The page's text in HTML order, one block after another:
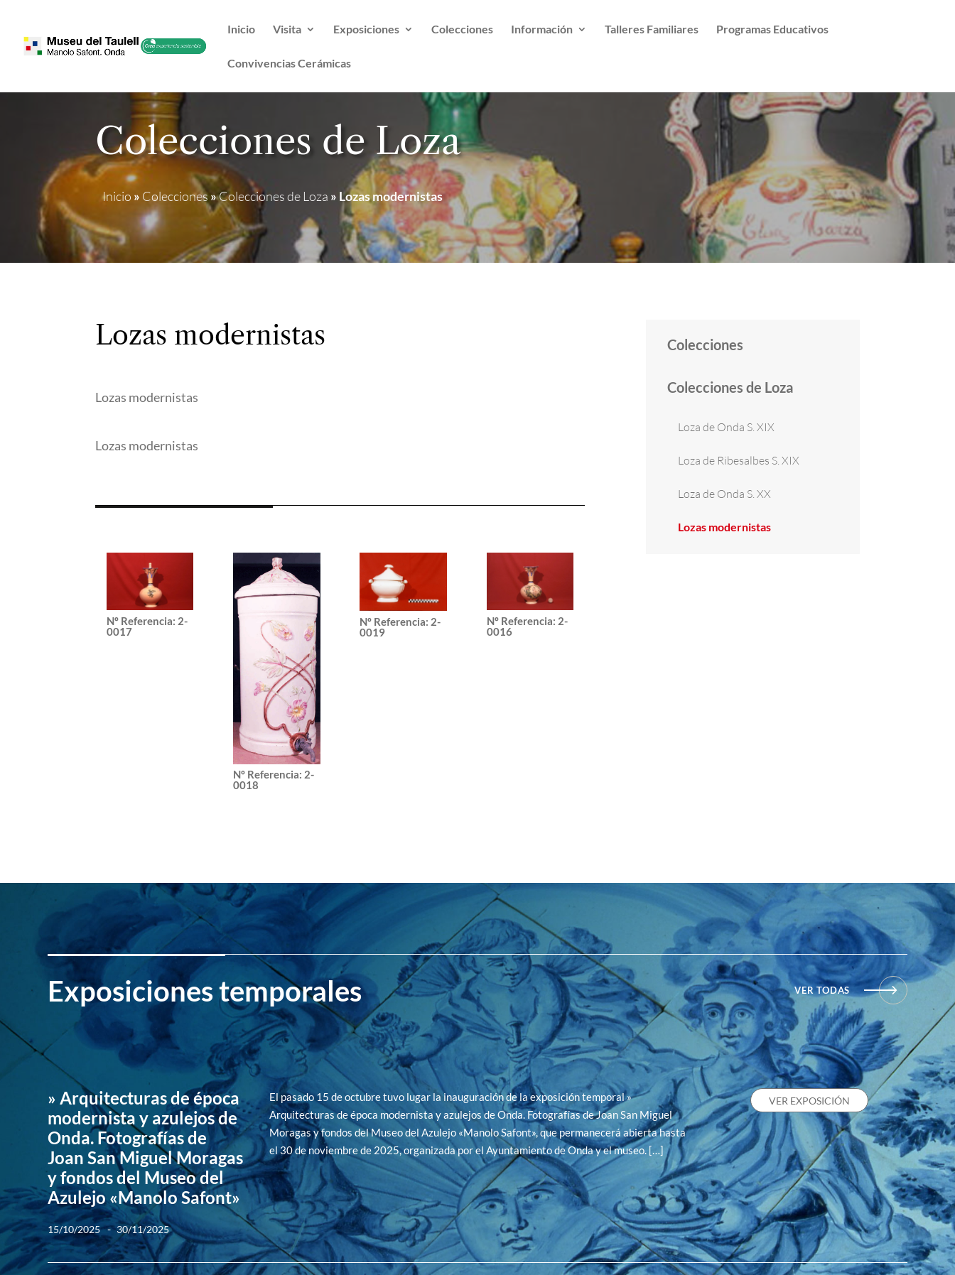
Inicio Visita Exposiciones Colecciones Información Talleres Familiares Programas Educativos
Convivencias Cerámicas
Colecciones de Loza
Inicio » Colecciones»Colecciones de Loza » Lozas modernistas
Lozas modernistas
Lozas modernistas
Lozas modernistas
Nº Referencia: 2-
0017
Nº Referencia: 2-
0018
Nº Referencia: 2-
0019
Nº Referencia: 2-
0016
Colecciones
Colecciones de Loza
Loza de Onda S. XIX
Loza de Ribesalbes S. XIX
Loza de Onda S. XX
Lozas modernistas
Exposiciones temporales VER TODAS
» Arquitecturas de época
modernista y azulejos de
Onda. Fotografías de
Joan San Miguel Moragas
y fondos del Museo del
Azulejo «Manolo Safont»
15/10/2025 - 30/11/2025
El pasado 15 de octubre tuvo lugar la inauguración de la exposición temporal »
Arquitecturas de época modernista y azulejos de Onda. Fotografías de Joan San Miguel
Moragas y fondos del Museo del Azulejo «Manolo Safont», que permanecerá abierta hasta
el 30 de noviembre de 2025, organizada por el Ayuntamiento de Onda y el museo. […]
VER EXPOSICIÓN